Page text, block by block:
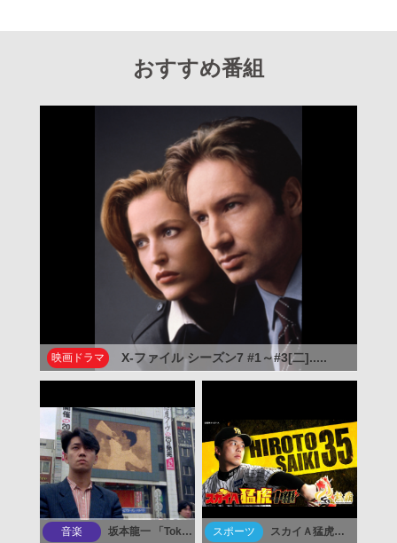
おすすめ番組